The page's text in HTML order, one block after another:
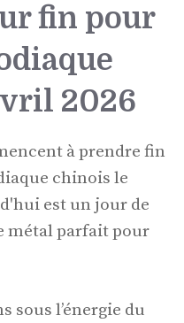
fin pour
2026
à prendre fin
chinois le
est un jour de
métal parfait pour
sous l’énergie du